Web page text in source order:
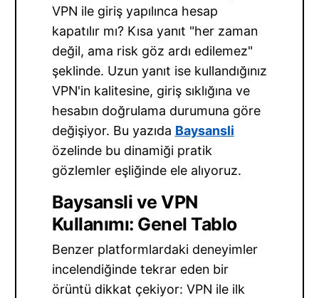
VPN ile giriş yapılınca hesap
kapatılır mı? Kısa yanıt "her zaman
değil, ama risk göz ardı edilemez"
şeklinde. Uzun yanıt ise kullandığınız
VPN'in kalitesine, giriş sıklığına ve
hesabın doğrulama durumuna göre
değişiyor. Bu yazıda Baysansli
özelinde bu dinamiği pratik
gözlemler eşliğinde ele alıyoruz.
Baysansli ve VPN
Kullanımı: Genel Tablo
Benzer platformlardaki deneyimler
incelendiğinde tekrar eden bir
örüntü dikkat çekiyor: VPN ile ilk